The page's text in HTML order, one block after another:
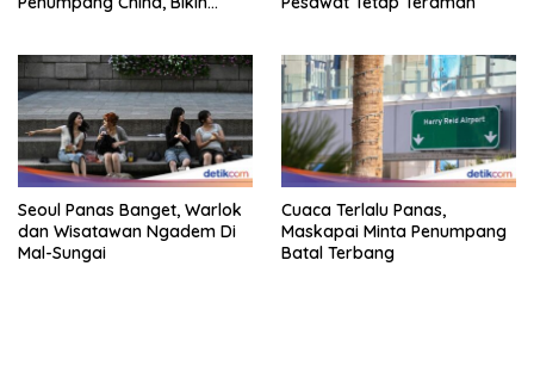
Seoul Panas Banget, Warlok
dan Wisatawan Ngadem Di
Mal-Sungai
Cuaca Terlalu Panas,
Maskapai Minta Penumpang
Batal Terbang